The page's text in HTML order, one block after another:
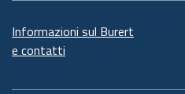
Informazioni sul Burert
e contatti